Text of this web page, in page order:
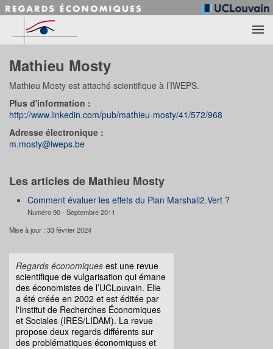
Accéder au contenu principal
Mathieu Mosty
Mathieu Mosty est attaché scientifique à l’IWEPS.
Plus d'information :
http://www.linkedin.com/pub/mathieu-mosty/41/572/968
Adresse électronique :
m.mosty@iweps.be
Les articles de Mathieu Mosty
Comment évaluer les effets du Plan Marshall2.Vert ?
Numéro 90 - Septembre 2011
Mise à jour : 33 février 2024
Regards économiques est une revue
scientifique de vulgarisation qui émane
des économistes de l’UCLouvain. Elle
a été créée en 2002 et est éditée par
l'Institut de Recherches Économiques
et Sociales (IRES/LIDAM). La revue
propose deux regards différents sur
des problématiques économiques et